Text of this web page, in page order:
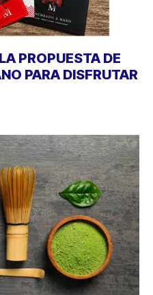
PROPUESTA DE
PARA DISFRUTAR